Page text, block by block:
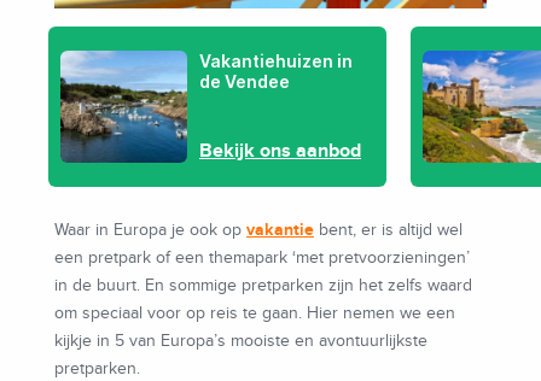
Vakantiehuizen in
de Vendee
Bekijk ons aanbod
Waar in Europa je ook op vakantie bent, er is altijd wel
een pretpark of een themapark ‘met pretvoorzieningen’
in de buurt. En sommige pretparken zijn het zelfs waard
om speciaal voor op reis te gaan. Hier nemen we een
kijkje in 5 van Europa’s mooiste en avontuurlijkste
pretparken.